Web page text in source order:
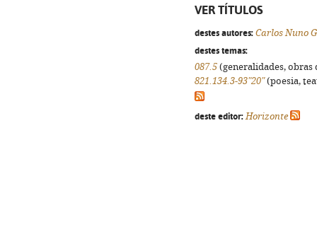
VER TÍTULOS
destes autores: Carlos Nuno
destes temas:
087.5 (generalidades,
821.134.3-93"20"(poesia,
deste editor: Horizonte